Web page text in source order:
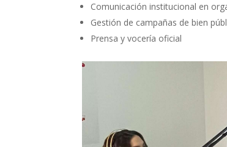
Comunicación institucional en
Gestión de campañas de bien
Prensa y vocería oficial